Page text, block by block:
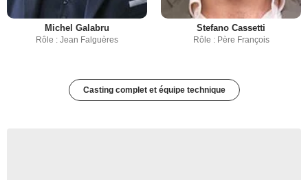
Michel Galabru
Rôle : Jean Falguères
Stefano Cassetti
Rôle : Père François
Casting complet et équipe technique